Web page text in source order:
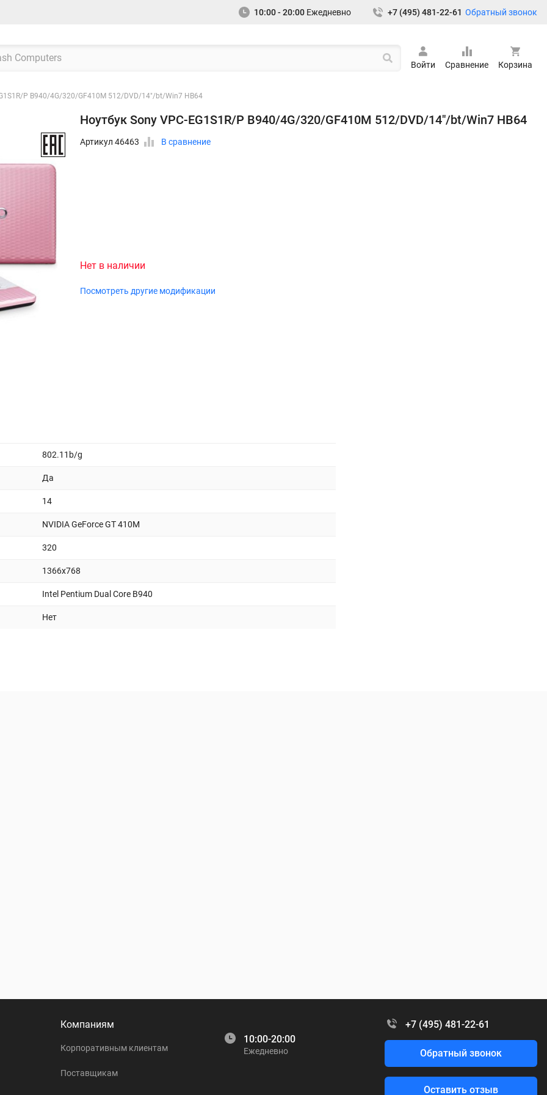
10:00 - 20:00 Ежедневно +7 (495) 481-22-61 Обратный звонок
Войти Сравнение Корзина
P B940/4G/320/GF410M 512/DVD/14"/bt/Win7 HB64
Ноутбук Sony VPC-EG1S1R/P B940/4G/320/GF410M 512/DVD/14"/bt/Win7 HB64
Артикул 46463 В сравнение
Нет в наличии
Посмотреть другие модификации
802.11b/g
Да
14
NVIDIA GeForce GT 410M
320
1366x768
Intel Pentium Dual Core B940
Нет
Компаниям
Корпоративным клиентам
Поставщикам
10:00-20:00
Ежедневно
+7 (495) 481-22-61
Обратный звонок
Оставить отзыв